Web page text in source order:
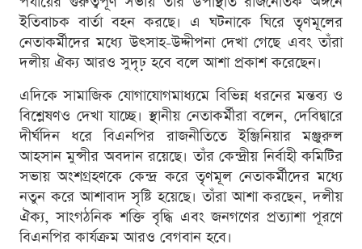
ইতিবাচক বার্তা বহন করছে। এ ঘটনাকে ঘিরে তৃণমূলের
নেতাকর্মীদের মধ্যে উৎসাহ-উদ্দীপনা দেখা গেছে এবং তাঁরা
দলীয় ঐক্য আরও সুদৃঢ় হবে বলে আশা প্রকাশ করেছেন।
এদিকে সামাজিক যোগাযোগমাধ্যমে বিভিন্ন ধরনের মন্তব্য ও
বিশ্লেষণও দেখা যাচ্ছে। স্থানীয় নেতাকর্মীরা বলেন, দেবিদ্বারে
দীর্ঘদিন ধরে বিএনপির রাজনীতিতে ইঞ্জিনিয়ার মঞ্জুরুল
আহসান মুন্সীর অবদান রয়েছে। তাঁর কেন্দ্রীয় নির্বাহী কমিটির
সভায় অংশগ্রহণকে কেন্দ্র করে তৃণমূল নেতাকর্মীদের মধ্যে
নতুন করে আশাবাদ সৃষ্টি হয়েছে। তাঁরা আশা করছেন, দলীয়
ঐক্য, সাংগঠনিক শক্তি বৃদ্ধি এবং জনগণের প্রত্যাশা পূরণে
বিএনপির কার্যক্রম আরও বেগবান হবে।